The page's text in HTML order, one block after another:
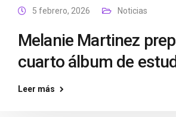
5 febrero, 2026 Noticias
Melanie Martinez
cuarto álbum de
Leer más